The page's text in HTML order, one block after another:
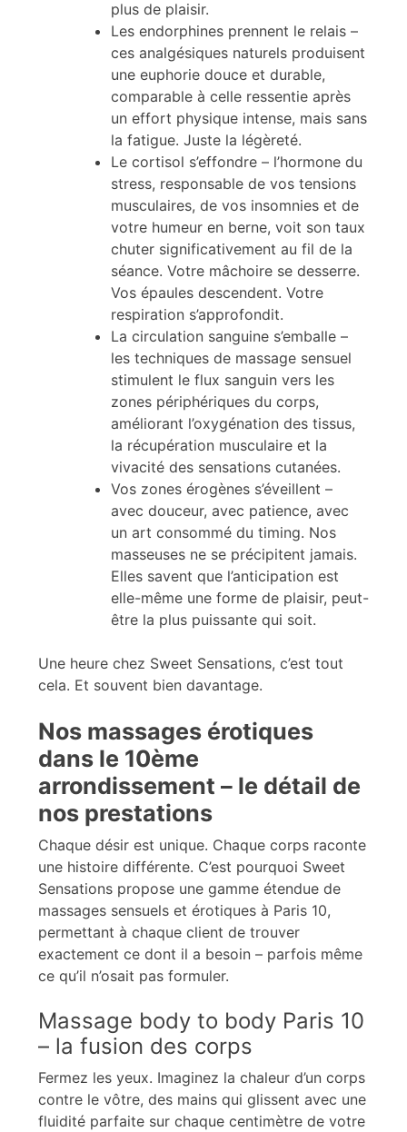
plus de plaisir.
Les endorphines prennent le relais –
ces analgésiques naturels produisent
une euphorie douce et durable,
comparable à celle ressentie après
un effort physique intense, mais sans
la fatigue. Juste la légèreté.
Le cortisol s’effondre – l’hormone du
stress, responsable de vos tensions
musculaires, de vos insomnies et de
votre humeur en berne, voit son taux
chuter significativement au fil de la
séance. Votre mâchoire se desserre.
Vos épaules descendent. Votre
respiration s’approfondit.
La circulation sanguine s’emballe –
les techniques de massage sensuel
stimulent le flux sanguin vers les
zones périphériques du corps,
améliorant l’oxygénation des tissus,
la récupération musculaire et la
vivacité des sensations cutanées.
Vos zones érogènes s’éveillent –
avec douceur, avec patience, avec
un art consommé du timing. Nos
masseuses ne se précipitent jamais.
Elles savent que l’anticipation est
elle-même une forme de plaisir, peut-
être la plus puissante qui soit.
Une heure chez Sweet Sensations, c’est tout
cela. Et souvent bien davantage.
Nos massages érotiques
dans le 10ème
arrondissement – le détail de
nos prestations
Chaque désir est unique. Chaque corps raconte
une histoire différente. C’est pourquoi Sweet
Sensations propose une gamme étendue de
massages sensuels et érotiques à Paris 10,
permettant à chaque client de trouver
exactement ce dont il a besoin – parfois même
ce qu’il n’osait pas formuler.
Massage body to body Paris 10
– la fusion des corps
Fermez les yeux. Imaginez la chaleur d’un corps
contre le vôtre, des mains qui glissent avec une
fluidité parfaite sur chaque centimètre de votre